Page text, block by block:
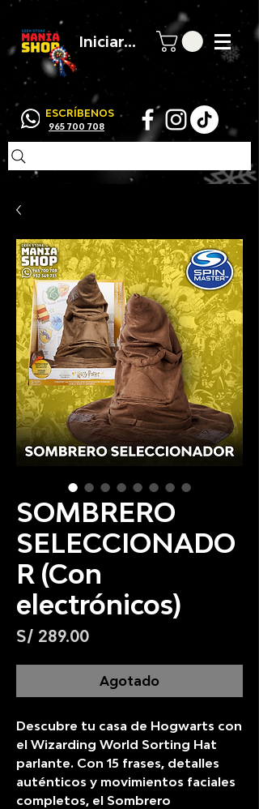
Iniciar sesión
ESCRÍBENOS
965 700 708
SOMBRERO
SELECCIONADO
R (Con
electrónicos)
S/ 289.00Precio
Agotado
Descubre tu casa de Hogwarts con
el Wizarding World Sorting Hat
parlante. Con 15 frases, detalles
auténticos y movimientos faciales
completos, el Sombrero